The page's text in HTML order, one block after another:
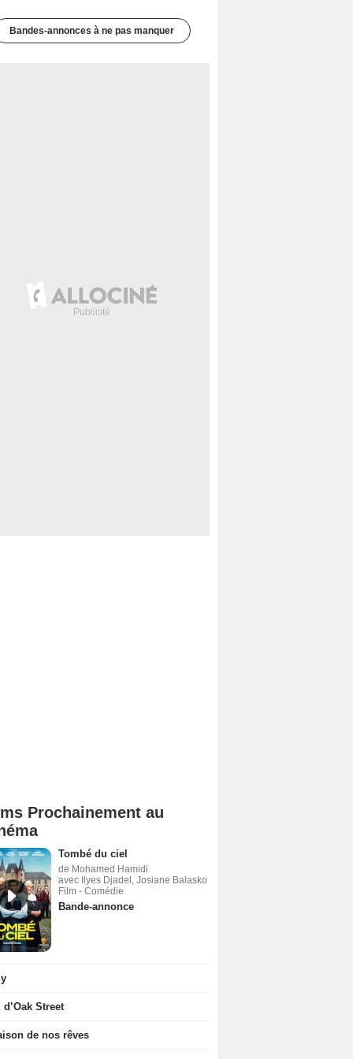
Bandes-annonces à ne pas manquer
Prochainement au
Tombé du ciel
de Mohamed Hamidi
avec Ilyes Djadel, Josiane Balasko
Film - Comédie
Bande-annonce
Street
de nos rêves